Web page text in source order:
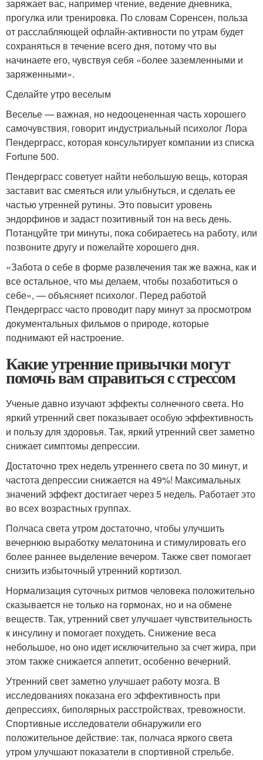
заряжает вас, например чтение, ведение дневника,
прогулка или тренировка. По словам Соренсен, польза
от расслабляющей офлайн-активности по утрам будет
сохраняться в течение всего дня, потому что вы
начинаете его, чувствуя себя «более заземленными и
заряженными».
Сделайте утро веселым
Веселье — важная, но недооцененная часть хорошего
самочувствия, говорит индустриальный психолог Лора
Пендерграсс, которая консультирует компании из списка
Fortune 500.
Пендерграсс советует найти небольшую вещь, которая
заставит вас смеяться или улыбнуться, и сделать ее
частью утренней рутины. Это повысит уровень
эндорфинов и задаст позитивный тон на весь день.
Потанцуйте три минуты, пока собираетесь на работу, или
позвоните другу и пожелайте хорошего дня.
«Забота о себе в форме развлечения так же важна, как и
все остальное, что мы делаем, чтобы позаботиться о
себе», — объясняет психолог. Перед работой
Пендерграсс часто проводит пару минут за просмотром
документальных фильмов о природе, которые
поднимают ей настроение.
Какие утренние привычки могут
помочь вам справиться с стрессом
Ученые давно изучают эффекты солнечного света. Но
яркий утренний свет показывает особую эффективность
и пользу для здоровья. Так, яркий утренний свет заметно
снижает симптомы депрессии.
Достаточно трех недель утреннего света по 30 минут, и
частота депрессии снижается на 49%! Максимальных
значений эффект достигает через 5 недель. Работает это
во всех возрастных группах.
Полчаса света утром достаточно, чтобы улучшить
вечернюю выработку мелатонина и стимулировать его
более раннее выделение вечером. Также свет помогает
снизить избыточный утренний кортизол.
Нормализация суточных ритмов человека положительно
сказывается не только на гормонах, но и на обмене
веществ. Так, утренний свет улучшает чувствительность
к инсулину и помогает похудеть. Снижение веса
небольшое, но оно идет исключительно за счет жира, при
этом также снижается аппетит, особенно вечерний.
Утренний свет заметно улучшает работу мозга. В
исследованиях показана его эффективность при
депрессиях, биполярных расстройствах, тревожности.
Спортивные исследователи обнаружили его
положительное действие: так, полчаса яркого света
утром улучшают показатели в спортивной стрельбе.